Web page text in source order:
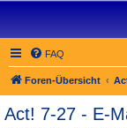
FAQ
Foren-Übersicht
Act! 7-27 - E-